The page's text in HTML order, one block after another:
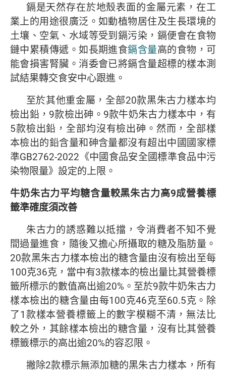
鎘是天然存在於地殼表面的金屬元素，在工
業上的用途很廣泛。如動植物居住及生長環境的
土壤、空氣、水域等受到鎘污染，鎘便會在食物
鏈中累積傳遞。如長期進食鎘含量高的食物，可
能會損害腎臟。消委會已將鎘含量超標的樣本測
試結果轉交食安中心跟進。
至於其他重金屬，全部20款黑朱古力樣本均
檢出鉛，9款檢出砷。9款牛奶朱古力樣本中，有
5款檢出鉛，全部均沒有檢出砷。然而，全部樣
本檢出的鉛含量和砷含量都沒有超出中國國家標
準GB2762-2022《中國食品安全國標準食品中污
染物限量》設定的上限。
牛奶朱古力平均糖含量較黑朱古力高9成營養標
籤準確度須改善
朱古力的誘惑難以抵擋，令消費者不知不覺
間過量進食，隨後又擔心所攝取的糖及脂肪量。
20款黑朱古力樣本檢出的糖含量由沒有檢出至每
100克36克，當中有3款樣本的檢出量比其營養標
籤所標示的數值高出逾20%。至於9款牛奶朱古力
樣本檢出的糖含量由每100克46克至60.5克。除
了1款樣本營養標籤上的數字模糊不清，無法比
較之外，其餘樣本檢出的糖含量，沒有比其營養
標籤標示的高出逾20%的容忍限。
撇除2款標示無添加糖的黑朱古力樣本，所有